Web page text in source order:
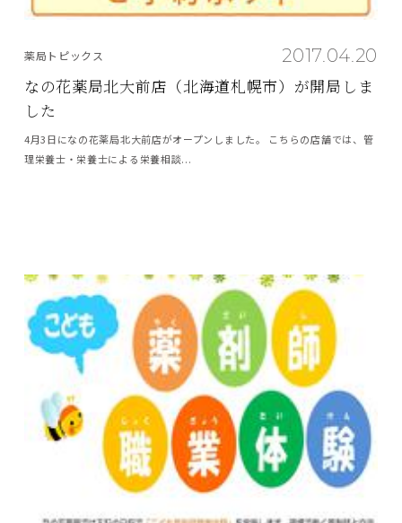
2017.04.20
薬局トピックス
なの花薬局北大前店（北海道札幌市）が開局しま
した
4月3日になの花薬局北大前店がオープンしました。 こちらの店舗では、管
理栄養士・栄養士による栄養相談...